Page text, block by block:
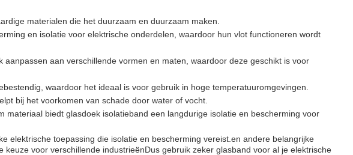
materialen die het duurzaam en duurzaam maken.
en isolatie voor elektrische onderdelen, waardoor hun vlot functioneren wordt
aanpassen aan verschillende vormen en maten, waardoor deze geschikt is voor
waardoor het ideaal is voor gebruik in hoge temperatuuromgevingen.
bij het voorkomen van schade door water of vocht.
materiaal biedt glasdoek isolatieband een langdurige isolatie en bescherming voor
elektrische toepassing die isolatie en bescherming vereist.en andere belangrijke
voor verschillende industrieënDus gebruik zeker glasband voor al je elektrische